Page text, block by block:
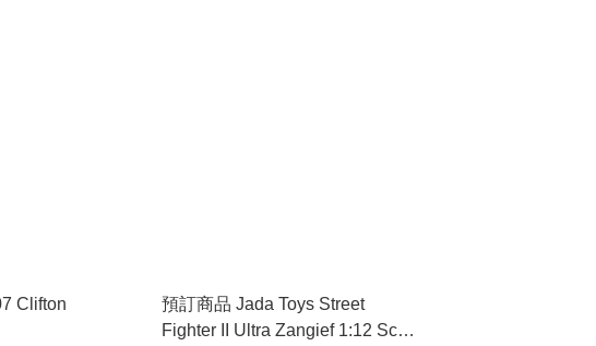
Clifton
預訂商品 Jada Toys Street
Fighter II Ultra Zangief 1:12 Scale